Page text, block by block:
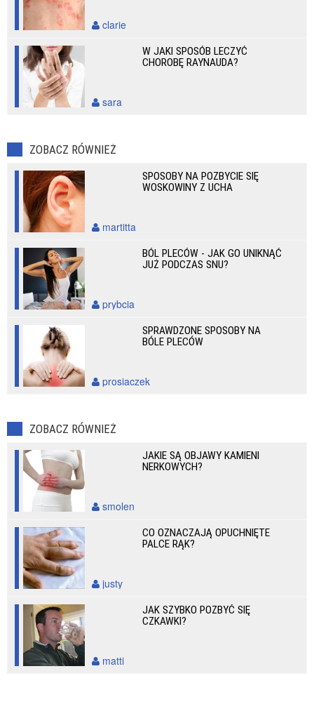
clarie
W JAKI SPOSÓB LECZYĆ
CHOROBĘ RAYNAUDA?
sara
ZOBACZ RÓWNIEŻ
SPOSOBY NA POZBYCIE SIĘ
WOSKOWINY Z UCHA
martitta
BÓL PLECÓW - JAK GO UNIKNĄĆ
JUŻ PODCZAS SNU?
prybcia
SPRAWDZONE SPOSOBY NA
BÓLE PLECÓW
prosiaczek
ZOBACZ RÓWNIEŻ
JAKIE SĄ OBJAWY KAMIENI
NERKOWYCH?
smolen
CO OZNACZAJĄ OPUCHNIĘTE
PALCE RĄK?
justy
JAK SZYBKO POZBYĆ SIĘ
CZKAWKI?
matti